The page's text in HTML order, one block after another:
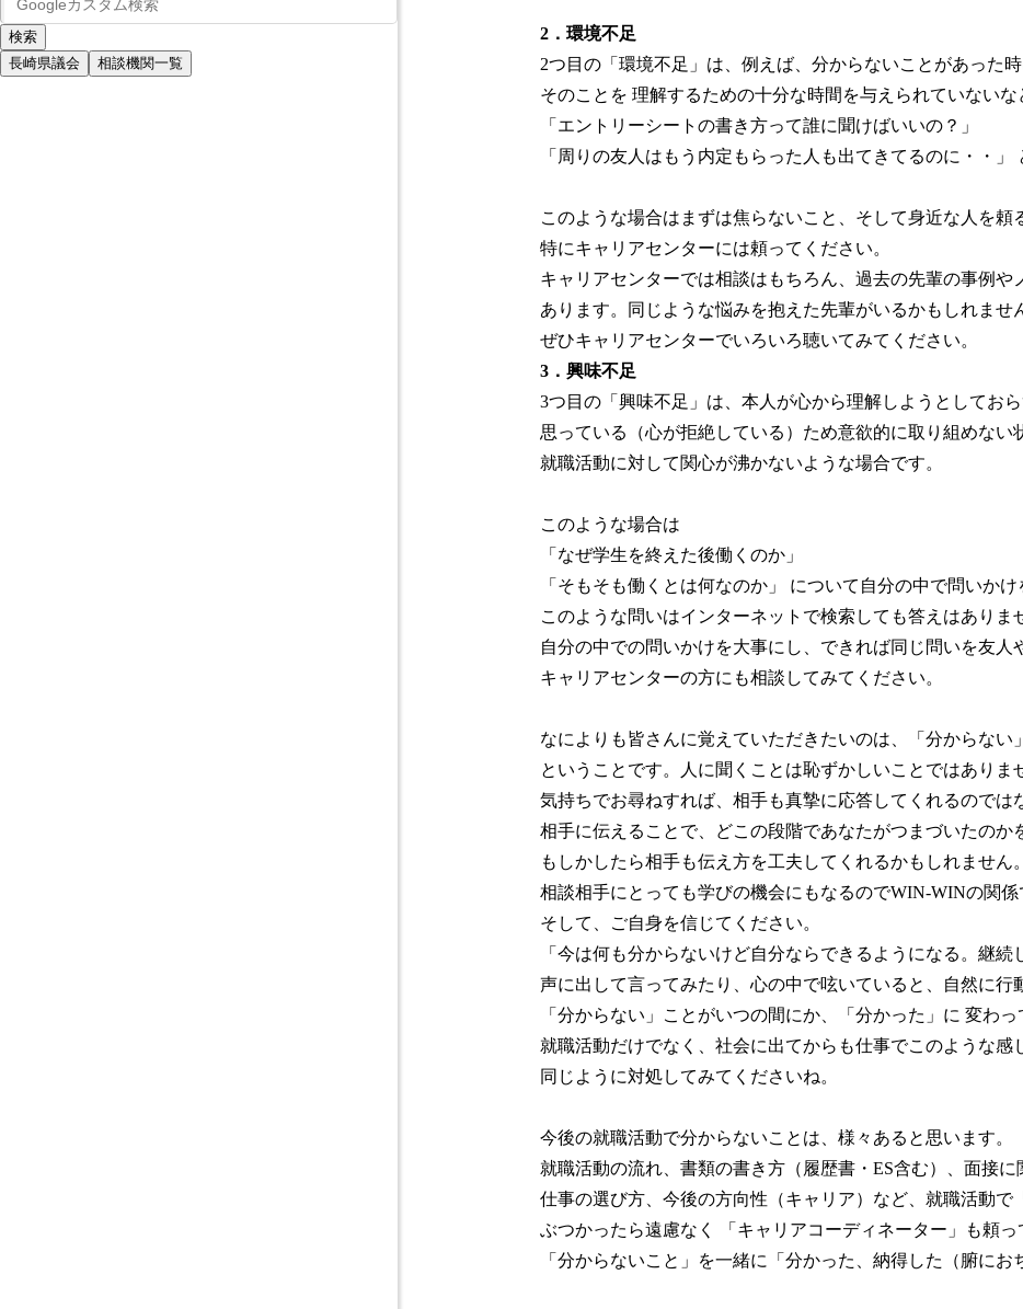
長崎県議会 相談機関一覧
2．環境不足
2つ目の「環境不足」は、例えば、分からないことがあった
そのことを 理解するための十分な時間を与えられていないな
「エントリーシートの書き方って誰に聞けばいいの？」
「周りの友人はもう内定もらった人も出てきてるのに・・」
このような場合はまずは焦らないこと、そして身近な人を頼
特にキャリアセンターには頼ってください。
キャリアセンターでは相談はもちろん、過去の先輩の事例や
あります。同じような悩みを抱えた先輩がいるかもしれませ
ぜひキャリアセンターでいろいろ聴いてみてください。
3．興味不足
3つ目の「興味不足」は、本人が心から理解しようとしてお
思っている（心が拒絶している）ため意欲的に取り組めない
就職活動に対して関心が沸かないような場合です。
このような場合は
「なぜ学生を終えた後働くのか」
「そもそも働くとは何なのか」 について自分の中で問いか
このような問いはインターネットで検索しても答えはありま
自分の中での問いかけを大事にし、できれば同じ問いを友人
キャリアセンターの方にも相談してみてください。
なによりも皆さんに覚えていただきたいのは、「分からない
ということです。人に聞くことは恥ずかしいことではありま
気持ちでお尋ねすれば、相手も真摯に応答してくれるのでは
相手に伝えることで、どこの段階であなたがつまづいたのか
もしかしたら相手も伝え方を工夫してくれるかもしれません。
相談相手にとっても学びの機会にもなるのでWIN-WINの関係
そして、ご自身を信じてください。
「今は何も分からないけど自分ならできるようになる。継続
声に出して言ってみたり、心の中で呟いていると、自然に行
「分からない」ことがいつの間にか、「分かった」に 変わっ
就職活動だけでなく、社会に出てからも仕事でこのような感
同じように対処してみてくださいね。
今後の就職活動で分からないことは、様々あると思います。
就職活動の流れ、書類の書き方（履歴書・ES含む）、面接に
仕事の選び方、今後の方向性（キャリア）など、就職活動で
ぶつかったら遠慮なく 「キャリアコーディネーター」も頼っ
「分からないこと」を一緒に「分かった、納得した（腑にお